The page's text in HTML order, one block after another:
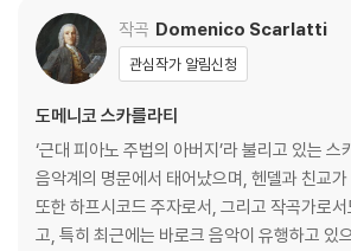
작곡 Domenico Scarlatti
관심작가 알림신청
도메니코 스카를라티
‘근대 피아노 주법의 아버지’라 불리고 있는
음악계의 명문에서 태어났으며, 헨델과 친교
또한 하프시코드 주자로서, 그리고 작곡가로
고, 특히 최근에는 바로크 음악이 유행하고 있